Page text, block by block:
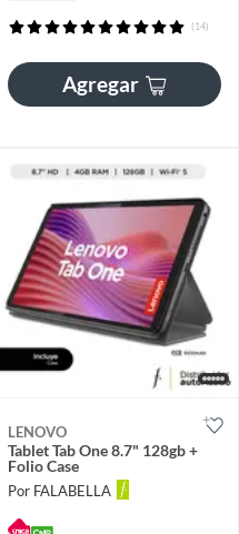
(14)
Agregar
LENOVO
Tablet Tab One 8.7" 128gb +
Folio Case
Por FALABELLA